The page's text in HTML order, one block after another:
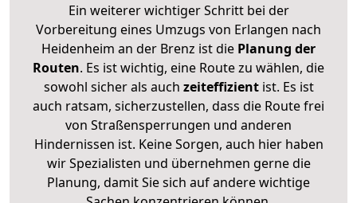
Ein weiterer wichtiger Schritt bei der
Vorbereitung eines Umzugs von Erlangen nach
Heidenheim an der Brenz ist die Planung der
Routen. Es ist wichtig, eine Route zu wählen, die
sowohl sicher als auch zeiteffizientist. Es ist
auch ratsam, sicherzustellen, dass die Route frei
von Straßensperrungen und anderen
Hindernissen ist. Keine Sorgen, auch hier haben
wir Spezialisten und übernehmen gerne die
Planung, damit Sie sich auf andere wichtige